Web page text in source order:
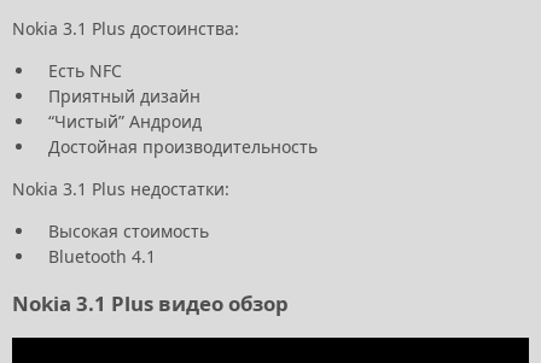
Nokia 3.1 Plus достоинства:
Есть NFC
Приятный дизайн
“Чистый” Андроид
Достойная производительность
Nokia 3.1 Plus недостатки:
Высокая стоимость
Bluetooth 4.1
Nokia 3.1 Plus видео обзор